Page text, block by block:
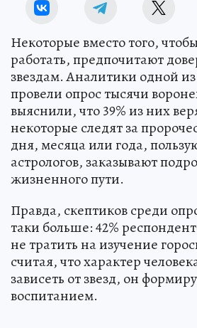
Некоторые вместо того,
работать, предпочитают
звездам. Аналитики одной
провели опрос тысячи
выяснили, что 39% из них
некоторые следят за
дня, месяца или года,
астрологов, заказывают
жизненного пути.
Правда, скептиков среди
таки больше: 42%
не тратить на изучение
считая, что характер
зависеть от звезд, он
воспитанием.